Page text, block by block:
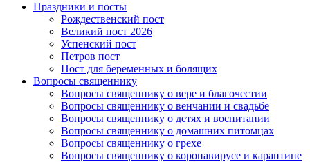
Праздники и посты
Рождественский пост
Великий пост 2026
Успенский пост
Петров пост
Пост для беременных и болящих
Вопросы священнику
Вопросы священнику о вере и благочестии
Вопросы священнику о венчании и свадьбе
Вопросы священнику о детях и воспитании
Вопросы священнику о домашних питомцах
Вопросы священнику о грехе
Вопросы священнику о коронавирусе и карантине